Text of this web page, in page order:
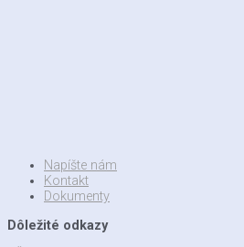
Napíšte nám
Kontakt
Dokumenty
Dôležité odkazy